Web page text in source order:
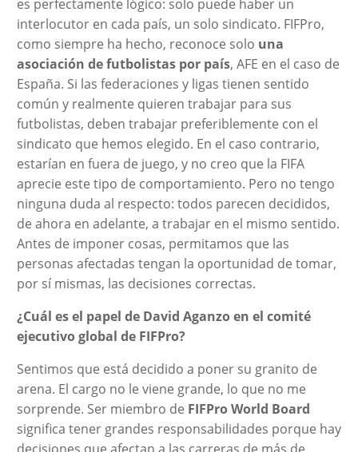
es perfectamente lógico: solo puede haber un
interlocutor en cada país, un solo sindicato. FIFPro,
como siempre ha hecho, reconoce solo una
asociación de futbolistas por país, AFE en el caso de
España. Si las federaciones y ligas tienen sentido
común y realmente quieren trabajar para sus
futbolistas, deben trabajar preferiblemente con el
sindicato que hemos elegido. En el caso contrario,
estarían en fuera de juego, y no creo que la FIFA
aprecie este tipo de comportamiento. Pero no tengo
ninguna duda al respecto: todos parecen decididos,
de ahora en adelante, a trabajar en el mismo sentido.
Antes de imponer cosas, permitamos que las
personas afectadas tengan la oportunidad de tomar,
por sí mismas, las decisiones correctas.
¿Cuál es el papel de David Aganzo en el comité
ejecutivo global de FIFPro?
Sentimos que está decidido a poner su granito de
arena. El cargo no le viene grande, lo que no me
sorprende. Ser miembro de FIFPro World Board
significa tener grandes responsabilidades porque hay
decisiones que afectan a las carreras de más de